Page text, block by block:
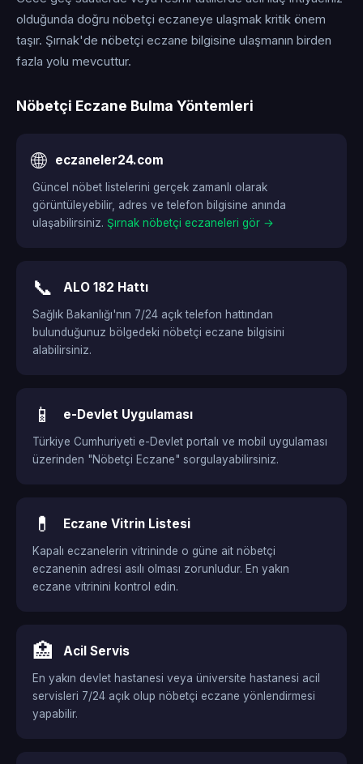
olduğunda doğru nöbetçi eczaneye ulaşmak kritik önem
taşır. Şırnak'de nöbetçi eczane bilgisine ulaşmanın birden
fazla yolu mevcuttur.
Nöbetçi Eczane Bulma Yöntemleri
🌐 eczaneler24.com
Güncel nöbet listelerini gerçek zamanlı olarak
görüntüleyebilir, adres ve telefon bilgisine anında
ulaşabilirsiniz. Şırnak nöbetçi eczaneleri gör →
📞 ALO 182 Hattı
Sağlık Bakanlığı'nın 7/24 açık telefon hattından
bulunduğunuz bölgedeki nöbetçi eczane bilgisini
alabilirsiniz.
📱 e-Devlet Uygulaması
Türkiye Cumhuriyeti e-Devlet portalı ve mobil uygulaması
üzerinden "Nöbetçi Eczane" sorgulayabilirsiniz.
💊 Eczane Vitrin Listesi
Kapalı eczanelerin vitrininde o güne ait nöbetçi
eczanenin adresi asılı olması zorunludur. En yakın
eczane vitrinini kontrol edin.
🏥 Acil Servis
En yakın devlet hastanesi veya üniversite hastanesi acil
servisleri 7/24 açık olup nöbetçi eczane yönlendirmesi
yapabilir.